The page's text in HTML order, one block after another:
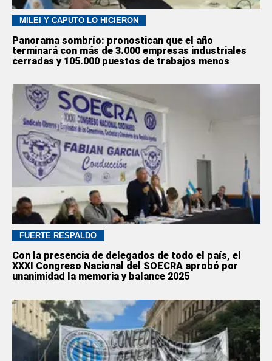
MILEI Y CAPUTO LO HICIERON
Panorama sombrío: pronostican que el año
terminará con más de 3.000 empresas industriales
cerradas y 105.000 puestos de trabajos menos
FUERTE RESPALDO
Con la presencia de delegados de todo el país, el
XXXI Congreso Nacional del SOECRA aprobó por
unanimidad la memoria y balance 2025